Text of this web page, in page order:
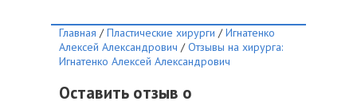
Главная /Пластические хирурги /Игнатенко
Алексей Александрович /Отзывы на хирурга:
Игнатенко Алексей Александрович
Оставить отзыв о